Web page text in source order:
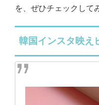
を、ぜひチェックして
韓国インスタ映